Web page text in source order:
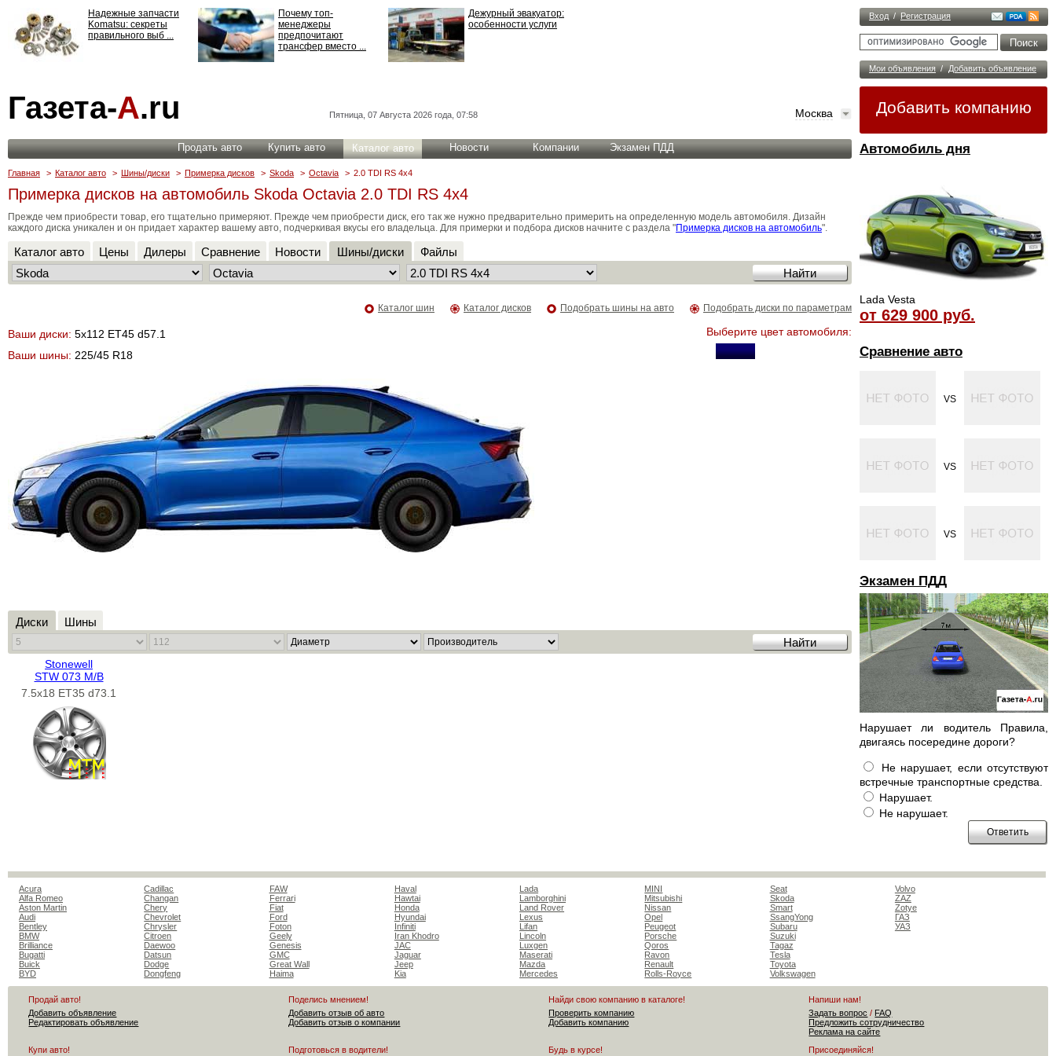
Вход / Регистрация
Мои объявления / Добавить объявление
Добавить компанию
Автомобиль дня
Lada Vesta
от 629 900 руб.
Сравнение авто
VS
VS
VS
Экзамен ПДД
Нарушает ли водитель Правила,
двигаясь посередине дороги?
Не нарушает, если отсутствуют
встречные транспортные средства.
Нарушает.
Не нарушает.
Надежные запчасти
Komatsu: секреты
правильного выб ...
Почему топ-
менеджеры
предпочитают
трансфер вместо ...
Дежурный эвакуатор:
особенности услуги
ответственности: все,
что нужно знать ...
Газета-А.ru Пятница, 07 Августа 2026 года, 07:58 Москва
Продать авто Купить авто Каталог авто Новости Компании Экзамен ПДД
Главная > Каталог авто > Шины/диски > Примерка дисков > Skoda > Octavia > 2.0 TDI RS 4x4
Примерка дисков на автомобиль Skoda Octavia 2.0 TDI RS 4x4
Прежде чем приобрести товар, его тщательно примеряют. Прежде чем приобрести диск, его так же нужно предварительно примерить на определенную модель автомобиля. Дизайн
каждого диска уникален и он придает характер вашему авто, подчеркивая вкусы его владельца. Для примерки и подбора дисков начните с раздела "Примерка дисков на автомобиль".
Каталог авто Цены Дилеры Сравнение Новости Шины/диски Файлы
Подобрать диски по параметрам
Подобрать шины на авто
Каталог дисков
Каталог шин
Ваши диски: 5x112 ET45 d57.1
Ваши шины: 225/45 R18
Выберите цвет автомобиля:
Диски Шины
Stonewell
STW 073 M/В
7.5x18 ET35 d73.1
Acura
Alfa Romeo
Aston Martin
Audi
Bentley
BMW
Brilliance
Bugatti
Buick
BYD
Cadillac
Changan
Chery
Chevrolet
Chrysler
Citroen
Daewoo
Datsun
Dodge
Dongfeng
FAW
Ferrari
Fiat
Ford
Foton
Geely
Genesis
GMC
Great Wall
Haima
Haval
Hawtai
Honda
Hyundai
Infiniti
Iran Khodro
JAC
Jaguar
Jeep
Kia
Lada
Lamborghini
Land Rover
Lexus
Lifan
Lincoln
Luxgen
Maserati
Mazda
Mercedes
MINI
Mitsubishi
Nissan
Opel
Peugeot
Porsche
Qoros
Ravon
Renault
Rolls-Royce
Seat
Skoda
Smart
SsangYong
Subaru
Suzuki
Tagaz
Tesla
Toyota
Volkswagen
Volvo
ZAZ
Zotye
ГАЗ
УАЗ
Продай авто!
Добавить объявление
Редактировать объявление
Поделись мнением!
Добавить отзыв об авто
Добавить отзыв о компании
Найди свою компанию в каталоге!
Проверить компанию
Добавить компанию
Напиши нам!
Задать вопрос / FAQ
Предложить сотрудничество
Реклама на сайте
Купи авто!
Подготовься в водители! Будь в курсе! Присоединяйся!